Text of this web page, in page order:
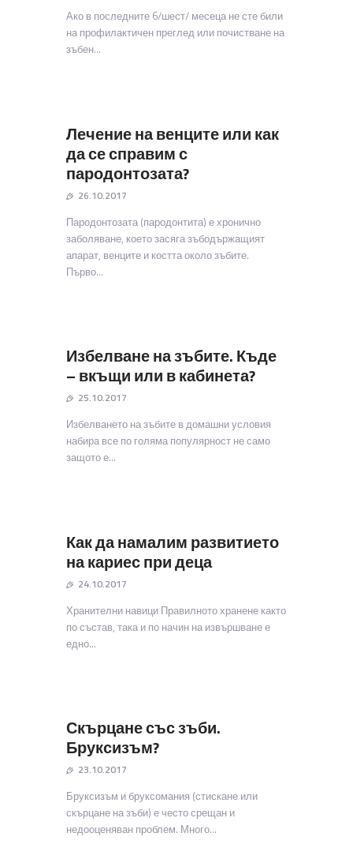
Ако в последните 6/шест/ месеца не сте били
на профилактичен преглед или почистване на
зъбен…
Лечение на венците или как
да се справим с
пародонтозата?
26.10.2017
Пародонтозата (пародонтита) е хронично
заболяване, което засяга зъбодържащият
апарат, венците и костта около зъбите.
Първо…
Избелване на зъбите. Къде
– вкъщи или в кабинета?
25.10.2017
Избелването на зъбите в домашни условия
набира все по голяма популярност не само
защото е…
Как да намалим развитието
на кариес при деца
24.10.2017
Хранителни навици Правилното хранене както
по състав, така и по начин на извършване е
едно…
Скърцане със зъби.
Бруксизъм?
23.10.2017
Бруксизъм и бруксомания (стискане или
скърцане на зъби) е често срещан и
недооценяван проблем. Много…